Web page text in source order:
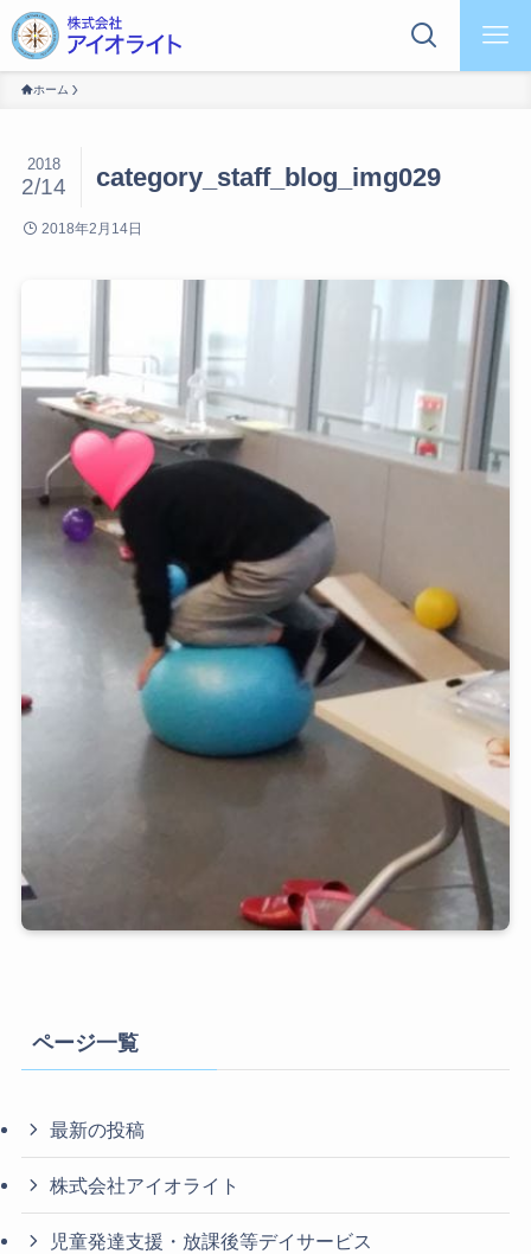
ホーム
category_staff_blog_img029
2018
2/14
2018年2月14日
ページ一覧
最新の投稿
株式会社アイオライト
児童発達支援・放課後等デイサービス